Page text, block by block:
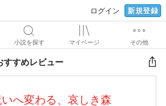
ログイン 新規登録
小説を探す マイページ その他
すすめレビュー
へ変わる、哀しき森